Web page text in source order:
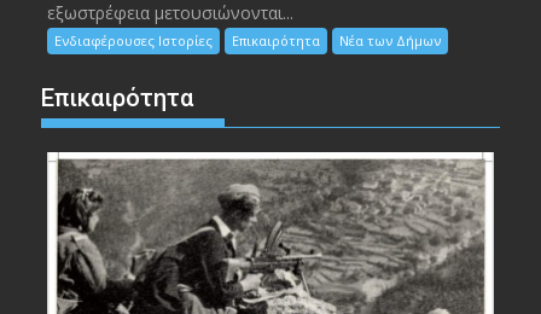
εξωστρέφεια μετουσιώνονται...
Ενδιαφέρουσες Ιστορίες Επικαιρότητα Νέα των Δήμων
Επικαιρότητα